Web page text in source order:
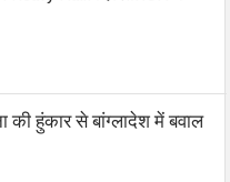
की हुंकार से बांग्लादेश में बवाल